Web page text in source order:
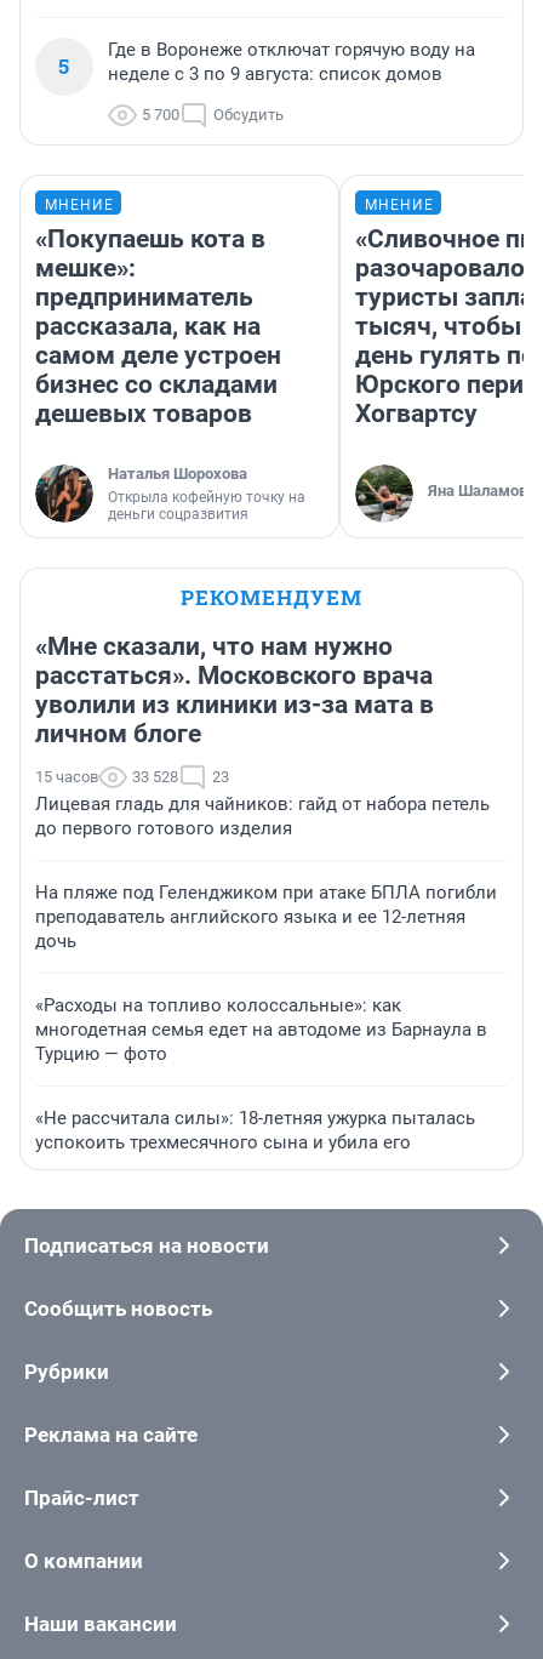
5
Где в Воронеже отключат горячую воду на
неделе с 3 по 9 августа: список домов
5 700 Обсудить
МНЕНИЕ
«Покупаешь кота в
мешке»:
предприниматель
рассказала, как на
самом деле устроен
бизнес со складами
дешевых товаров
Наталья Шорохова
Открыла кофейную точку на
деньги соцразвития
МНЕНИЕ
«Сливочное
разочаровало»:
туристы
тысяч, чтобы
день гулять по
Юрского
Хогвартсу
Яна Шаламова
РЕКОМЕНДУЕМ
«Мне сказали, что нам нужно
расстаться». Московского врача
уволили из клиники из-за мата в
личном блоге
15 часов 33 528 23
Лицевая гладь для чайников: гайд от набора петель
до первого готового изделия
На пляже под Геленджиком при атаке БПЛА погибли
преподаватель английского языка и ее 12-летняя
дочь
«Расходы на топливо колоссальные»: как
многодетная семья едет на автодоме из Барнаула в
Турцию — фото
«Не рассчитала силы»: 18-летняя ужурка пыталась
успокоить трехмесячного сына и убила его
Подписаться на новости
Сообщить новость
Рубрики
Реклама на сайте
Прайс-лист
О компании
Наши вакансии